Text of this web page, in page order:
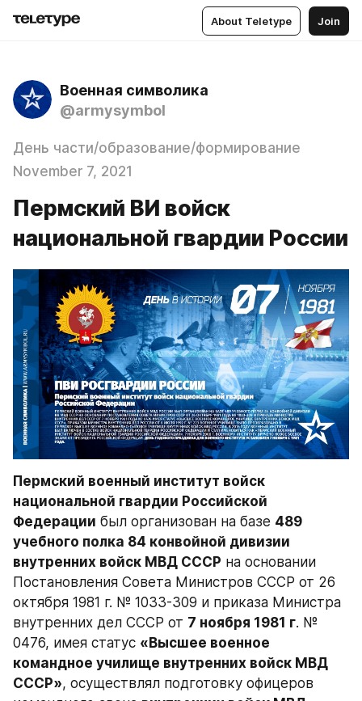
About Teletype Join
Военная символика
@armysymbol
День части/образование/формирование
November 7, 2021
Пермский ВИ войск
национальной гвардии России
Пермский военный институт войск
национальной гвардии Российской
Федерации был организован на базе 489
учебного полка 84 конвойной дивизии
внутренних войск МВД СССР на основании
Постановления Совета Министров СССР от 26
октября 1981 г. № 1033-309 и приказа Министра
внутренних дел СССР от 7 ноября 1981 г. №
0476, имея статус «Высшее военное
командное училище внутренних войск МВД
СССР», осуществлял подготовку офицеров